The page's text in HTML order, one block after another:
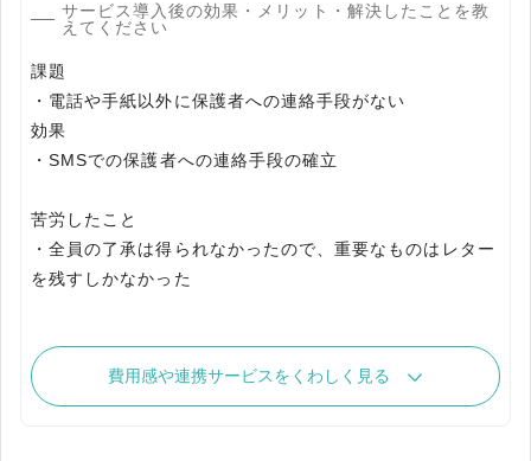
サービス導入後の効果・メリット・解決したことを教
えてください
課題
・電話や手紙以外に保護者への連絡手段がない
効果
・SMSでの保護者への連絡手段の確立
苦労したこと
・全員の了承は得られなかったので、重要なものはレター
を残すしかなかった
費用感や連携サービスをくわしく見る